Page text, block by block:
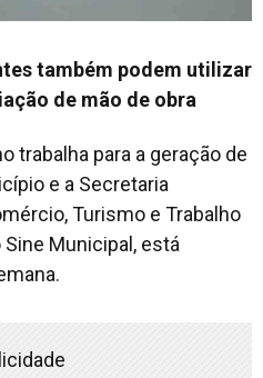
também podem utilizar
de mão de obra
trabalha para a geração de
e a Secretaria
Turismo e Trabalho
Municipal, está